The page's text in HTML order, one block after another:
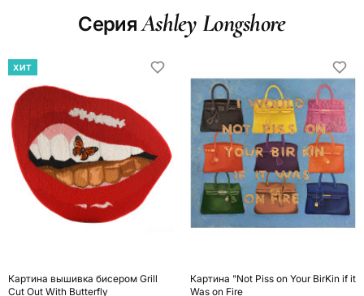
СерияAshley Longshore
ХИТ
Картина вышивка бисером Grill
Cut Out With Butterfly
Картина "Not Piss on Your BirKin if it
Was on Fire